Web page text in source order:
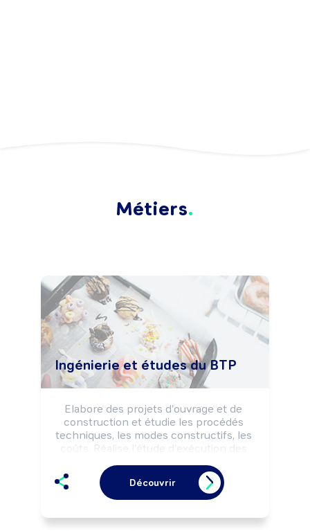
Métiers
Ingénierie et études du BTP
Elabore des projets d'ouvrage et de
construction et étudie les procédés
techniques, les modes constructifs, les
coûts. Réalise l'étude d'exécution des
économique du chantier. Peut
coordonner une équipe, un projet.
Découvrir